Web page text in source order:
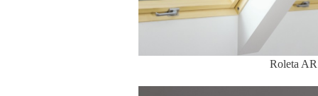
Roleta